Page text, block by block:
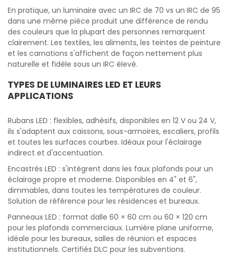
En pratique, un luminaire avec un IRC de 70 vs un IRC de 95
dans une même pièce produit une différence de rendu
des couleurs que la plupart des personnes remarquent
clairement. Les textiles, les aliments, les teintes de peinture
et les carnations s'affichent de façon nettement plus
naturelle et fidèle sous un IRC élevé.
TYPES DE LUMINAIRES LED ET LEURS
APPLICATIONS
Rubans LED : flexibles, adhésifs, disponibles en 12 V ou 24 V,
ils s'adaptent aux caissons, sous-armoires, escaliers, profils
et toutes les surfaces courbes. Idéaux pour l'éclairage
indirect et d'accentuation.
Encastrés LED : s'intègrent dans les faux plafonds pour un
éclairage propre et moderne. Disponibles en 4" et 6",
dimmables, dans toutes les températures de couleur.
Solution de référence pour les résidences et bureaux.
Panneaux LED : format dalle 60 × 60 cm ou 60 × 120 cm
pour les plafonds commerciaux. Lumière plane uniforme,
idéale pour les bureaux, salles de réunion et espaces
institutionnels. Certifiés DLC pour les subventions.